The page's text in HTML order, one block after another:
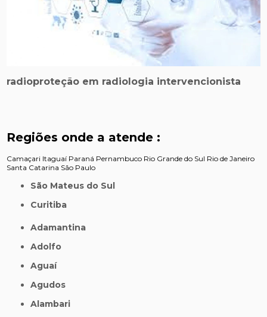
radioproteção em radiologia intervencionista
Regiões onde a atende :
Camaçari Itaguaí Paraná Pernambuco Rio Grande do Sul Rio de Janeiro
Santa Catarina São Paulo
São Mateus do Sul
Curitiba
Adamantina
Adolfo
Aguaí
Agudos
Alambari